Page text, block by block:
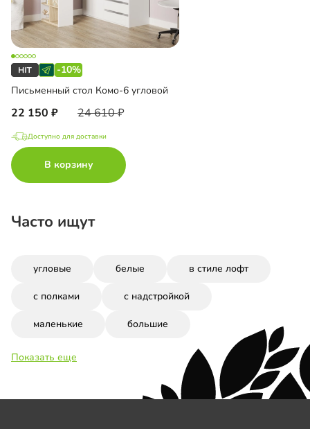
-10%
Письменный стол Комо-6 угловой
22 150 24 610
Доступно для доставки
В корзину
Часто ищут
угловые белые в стиле лофт
с полками с надстройкой
маленькие большие
Показать еще